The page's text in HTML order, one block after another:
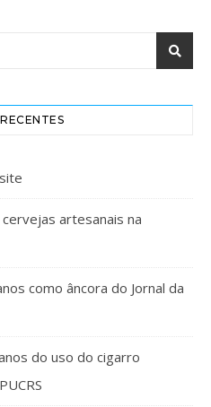
artesanais na
como âncora do Jornal da
do uso do cigarro